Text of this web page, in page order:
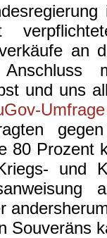
an
und uns
gegen
80 Prozent
und
Souveräns